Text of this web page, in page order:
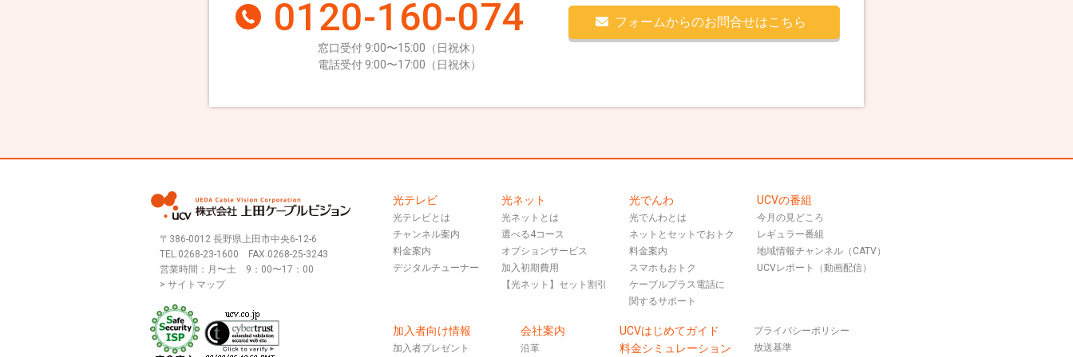
0120-160-074
窓口受付 9:00〜15:00（日祝休）
電話受付 9:00〜17:00（日祝休）
フォームからのお問合せはこちら
〒386-0012 長野県上田市中央6-12-6
TEL.0268-23-1600 FAX.0268-25-3243
営業時間：月〜土 9：00〜17：00
> サイトマップ
光テレビ
光テレビとは
チャンネル案内
料金案内
デジタルチューナー
光ネット
光ネットとは
選べる4コース
オプションサービス
加入初期費用
【光ネット】セット割引
光でんわ
光でんわとは
ネットとセットでおトク
料金案内
スマホもおトク
ケーブルプラス電話に
関するサポート
UCVの番組
今月の見どころ
レギュラー番組
地域情報チャンネル（CATV）
UCVレポート（動画配信）
加入者向け情報
加入者プレゼント
会社案内
沿革
UCVはじめてガイド
料金シミュレーション
プライバシーポリシー
放送基準